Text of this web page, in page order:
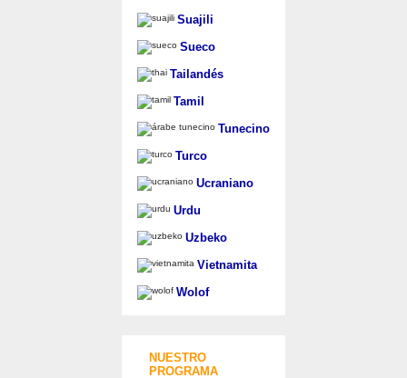
Suajili
Sueco
Tailandés
Tamil
Tunecino
Turco
Ucraniano
Urdu
Uzbeko
Vietnamita
Wolof
NUESTRO
PROGRAMA